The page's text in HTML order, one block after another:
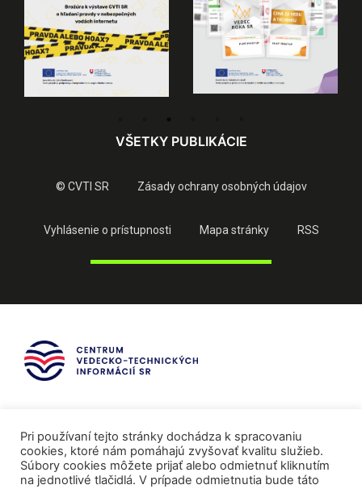
VŠETKY PUBLIKÁCIE
© CVTI SR Zásady ochrany osobných údajov
Vyhlásenie o prístupnosti Mapa stránky RSS
Pri používaní tejto stránky dochádza k spracovaniu
cookies, ktoré nám pomáhajú zvyšovať kvalitu služieb.
Súbory cookies môžete prijať alebo odmietnuť kliknutím
na jednotlivé tlačidlá. V prípade odmietnutia bude táto